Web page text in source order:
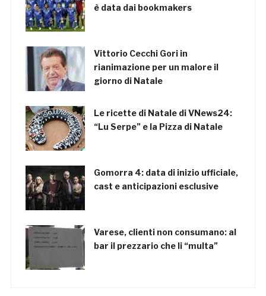
è data dai bookmakers
Vittorio Cecchi Gori in
rianimazione per un malore il
giorno di Natale
Le ricette di Natale di VNews24:
“Lu Serpe” e la Pizza di Natale
Gomorra 4: data di inizio ufficiale,
cast e anticipazioni esclusive
Varese, clienti non consumano: al
bar il prezzario che li “multa”